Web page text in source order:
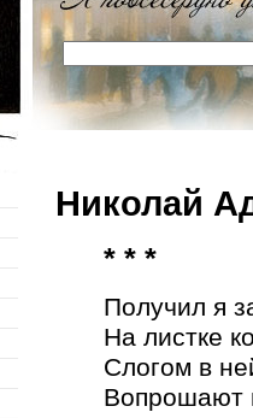
Николай
* * *
Получил я
На листке
Слогом в
Вопрошают